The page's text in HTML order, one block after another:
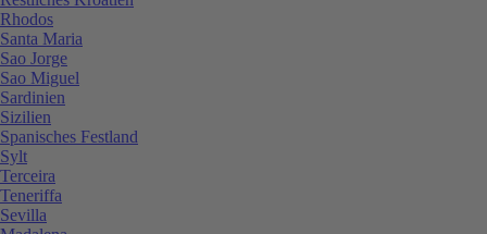
Rhodos
Santa Maria
Sao Jorge
Sao Miguel
Sardinien
Sizilien
Spanisches Festland
Sylt
Terceira
Teneriffa
Sevilla